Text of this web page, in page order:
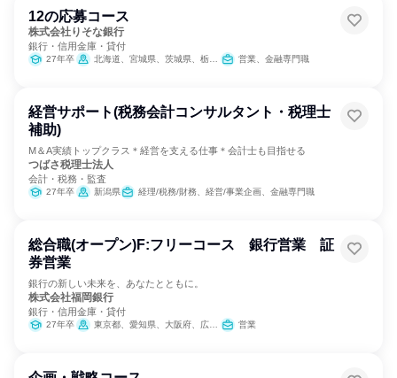
12の応募コース
株式会社りそな銀行
銀行・信用金庫・貸付
27年卒 北海道、宮城県、茨城県、栃木県、群馬県、埼玉県、千葉県、東京都、神奈川県、新潟県、山梨県、長野県、静岡県、愛知県、三重県、滋賀県、京都府、大阪府、兵庫県、奈良県、和歌山県、広島県、福岡県、熊本県 営業、金融専門職
経営サポート(税務会計コンサルタント・税理士
補助)
M＆A実績トップクラス＊経営を支える仕事＊会計士も目指せる
つばさ税理士法人
会計・税務・監査
27年卒 新潟県 経理/税務/財務、経営/事業企画、金融専門職
総合職(オープン)F:フリーコース 銀行営業 証
券営業
銀行の新しい未来を、あなたとともに。
株式会社福岡銀行
銀行・信用金庫・貸付
27年卒 東京都、愛知県、大阪府、広島県、山口県、福岡県、佐賀県、長崎県、熊本県、大分県、宮崎県、鹿児島県 営業